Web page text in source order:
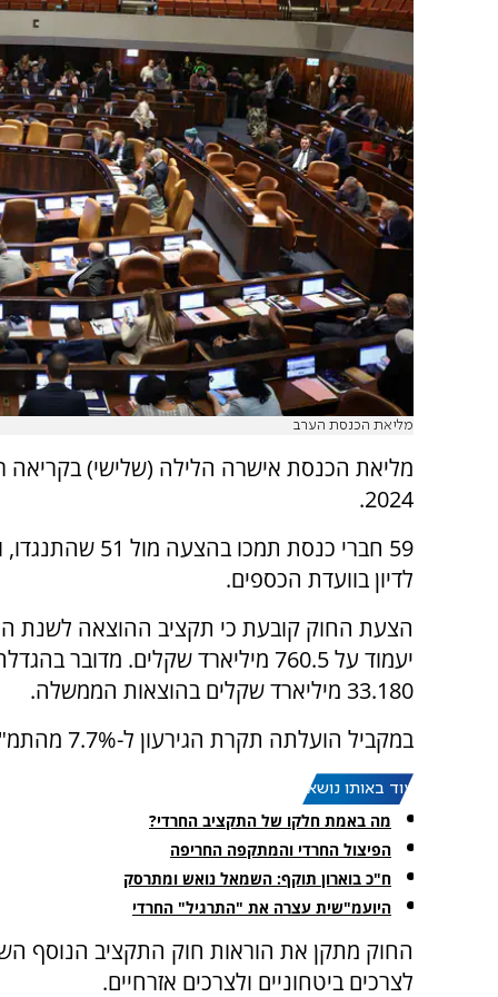
מליאת הכנסת הערב
מליאת הכנסת אישרה הלילה (שלישי)
2024.
59 חברי כנסת תמכו
לדיון בוועדת הכספים.
יעמוד על 760.5 מיליארד שקלים. מדובר
33.180 מיליארד שקלים בהוצאות הממשלה.
במקביל הועלתה תקרת הגירעון ל-7.7% מהתמ"ג.
עוד באותו נושא:
מה באמת חלקו של התקציב החרדי?
הפיצול החרדי והמתקפה החריפה
ח"כ בוארון תוקף: השמאל נואש ומתרסק
היועמ"שית עצרה את "התרגיל" החרדי
לצרכים ביטחוניים ולצרכים אזרחיים.